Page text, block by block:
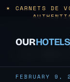
✶ CARNETS DE
OURHOTELS
FEBRUARY 9,